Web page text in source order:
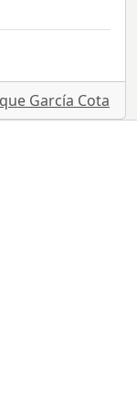
García Cota